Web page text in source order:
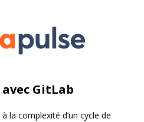
avec GitLab
la complexité d’un cycle de